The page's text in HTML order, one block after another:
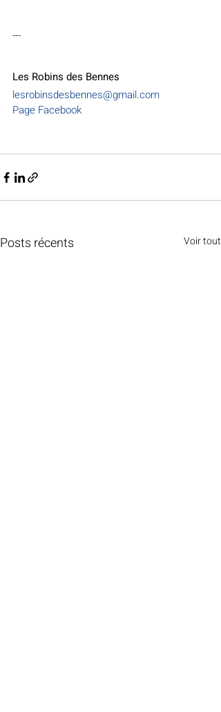
---
Les Robins des Bennes
lesrobinsdesbennes@gmail.com
Page Facebook
Posts récents Voir tout